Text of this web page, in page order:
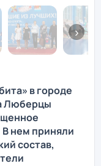
в городе
Люберцы
нем приняли
состав,